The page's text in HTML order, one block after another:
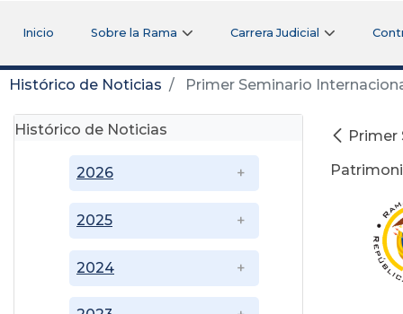
Inicio Sobre la Rama Carrera Judicial
Histórico de Noticias Primer Seminario
Histórico de Noticias
2024
2025
2026
Primer